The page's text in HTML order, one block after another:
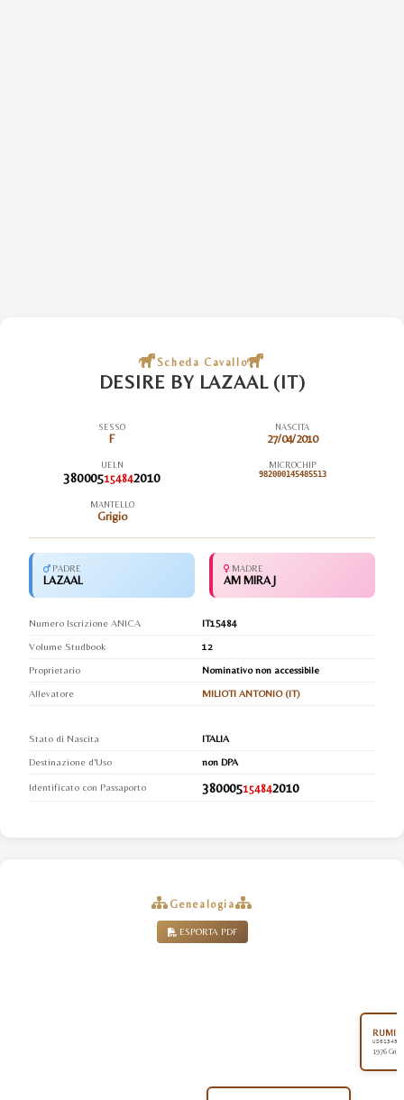
Scheda Cavallo
DESIRE BY LAZAAL (IT)
SESSO
F
NASCITA
27/04/2010
UELN
380005154842010
MICROCHIP
982000145485513
MANTELLO
Grigio
PADRE
LAZAAL
MADRE
AM MIRA J
Numero Iscrizione ANICA
IT15484
Volume Studbook
12
Proprietario
Nominativo non accessibile
Allevatore
MILIOTI ANTONIO (IT)
Stato di Nascita
ITALIA
Destinazione d'Uso
non DPA
Identificato con Passaporto 380005154842010
Genealogia
ESPORTA PDF
1976 Grigio